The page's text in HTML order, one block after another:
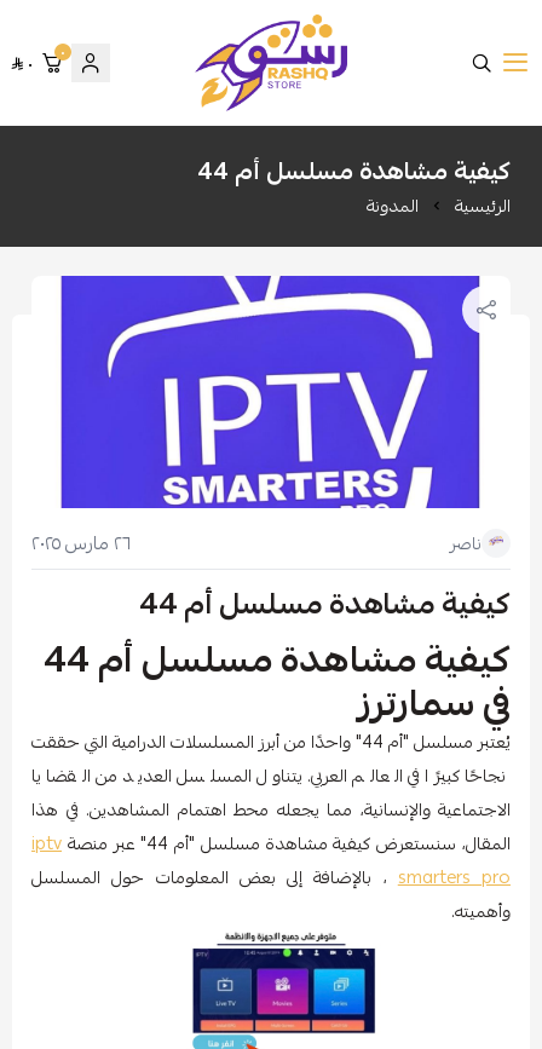
متجر رشق
٠ ٠
كيفية مشاهدة مسلسل أم 44
الرئيسية المدونة
ناصر ٢٦ مارس ٢٠٢٥
كيفية مشاهدة مسلسل أم 44
كيفية مشاهدة مسلسل أم 44
في سمارترز
يُعتبر مسلسل "أم 44" واحدًا من أبرز المسلسلات الدرامية التي حققت
نجاحًا كبيرًا في العالم العربي. يتناول المسلسل العديد من القضايا
الاجتماعية والإنسانية، مما يجعله محط اهتمام المشاهدين. في هذا
المقال، سنستعرض كيفية مشاهدة مسلسل "أم 44" عبر منصة
iptv
smarters pro، بالإضافة إلى بعض المعلومات حول المسلسل
وأهميته.